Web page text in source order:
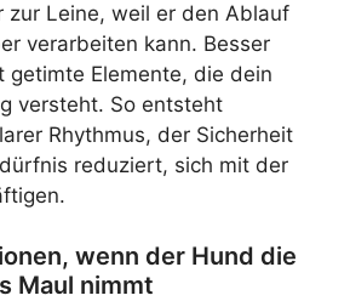
zur Leine, weil er den Ablauf
verarbeiten kann. Besser
getimte Elemente, die dein
versteht. So entsteht
Rhythmus, der Sicherheit
reduziert, sich mit der
wenn der Hund die
Maul nimmt